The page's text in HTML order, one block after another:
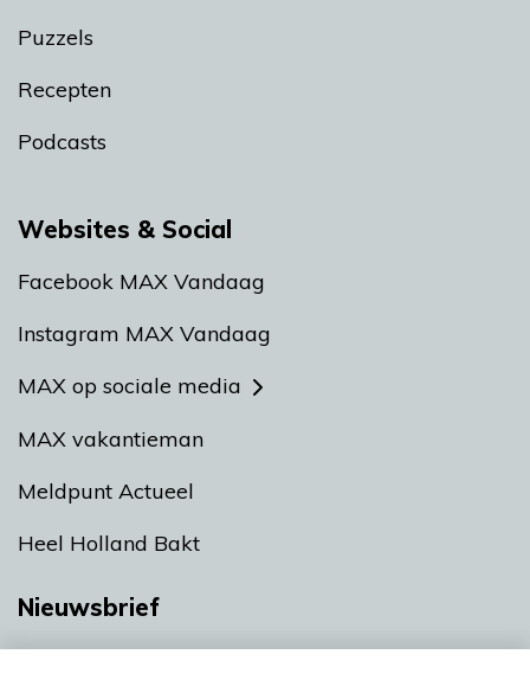
Puzzels
Recepten
Podcasts
Websites & Social
Facebook MAX Vandaag
Instagram MAX Vandaag
MAX op sociale media
MAX vakantieman
Meldpunt Actueel
Heel Holland Bakt
Nieuwsbrief